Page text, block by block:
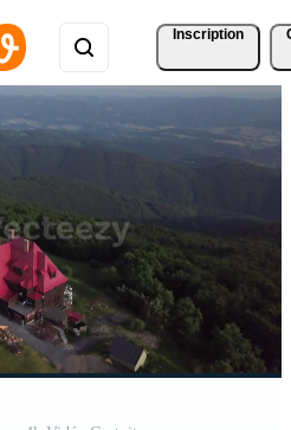
Inscription